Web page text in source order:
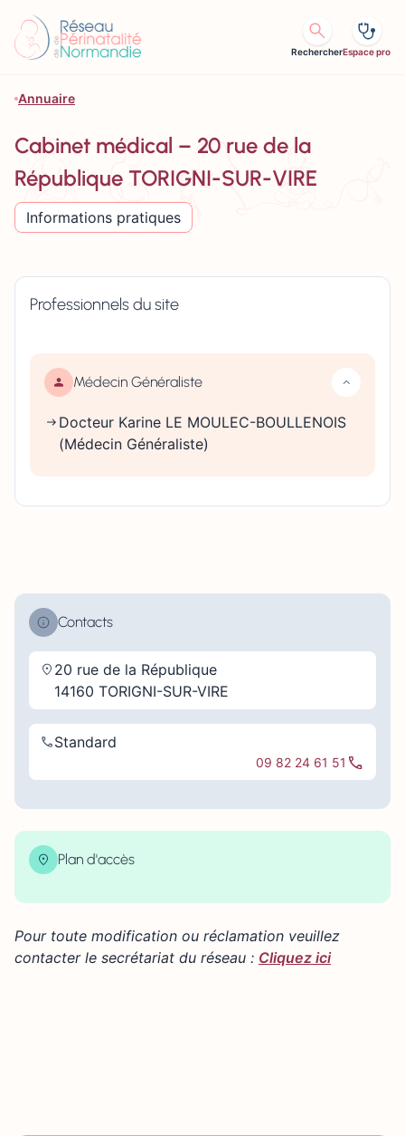
RechercherEspace pro
Annuaire
Cabinet médical – 20 rue de la
République TORIGNI-SUR-VIRE
Informations pratiques
Professionnels du site
Médecin Généraliste
Docteur Karine LE MOULEC-BOULLENOIS
(Médecin Généraliste)
Contacts
20 rue de la République
14160 TORIGNI-SUR-VIRE
Standard
09 82 24 61 51
Plan d'accès
×
−
Pour toute modification ou réclamation veuillez
contacter le secrétariat du réseau : Cliquez ici